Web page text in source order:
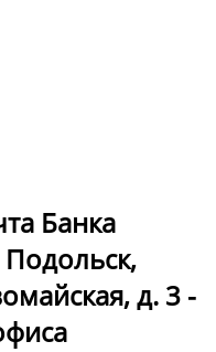
Банка
Подольск,
д. 3 -